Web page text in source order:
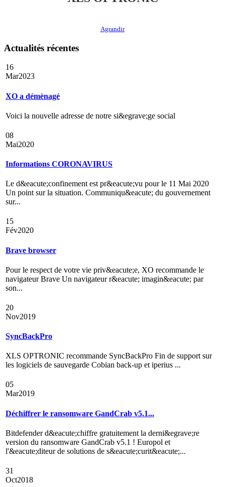
Agrandir
Actualités récentes
16
Mar2023
XO a démènagé
Voici la nouvelle adresse de notre si&egrave;ge social
08
Mai2020
Informations CORONAVIRUS
Le d&eacute;confinement est pr&eacute;vu pour le 11 Mai 2020
Un point sur la situation. Communiqu&eacute; du gouvernement
sur...
15
Fév2020
Brave browser
Pour le respect de votre vie priv&eacute;e, XO recommande le
navigateur Brave Un navigateur r&eacute; imagin&eacute; par
son...
20
Nov2019
SyncBackPro
XLS OPTRONIC recommande SyncBackPro Fin de support sur
les logiciels de sauvegarde Cobian back-up et iperius ...
05
Mar2019
Déchiffrer le ransomware GandCrab v5.1...
Bitdefender d&eacute;chiffre gratuitement la derni&egrave;re
version du ransomware GandCrab v5.1 ! Europol et
l'&eacute;diteur de solutions de s&eacute;curit&eacute;...
31
Oct2018